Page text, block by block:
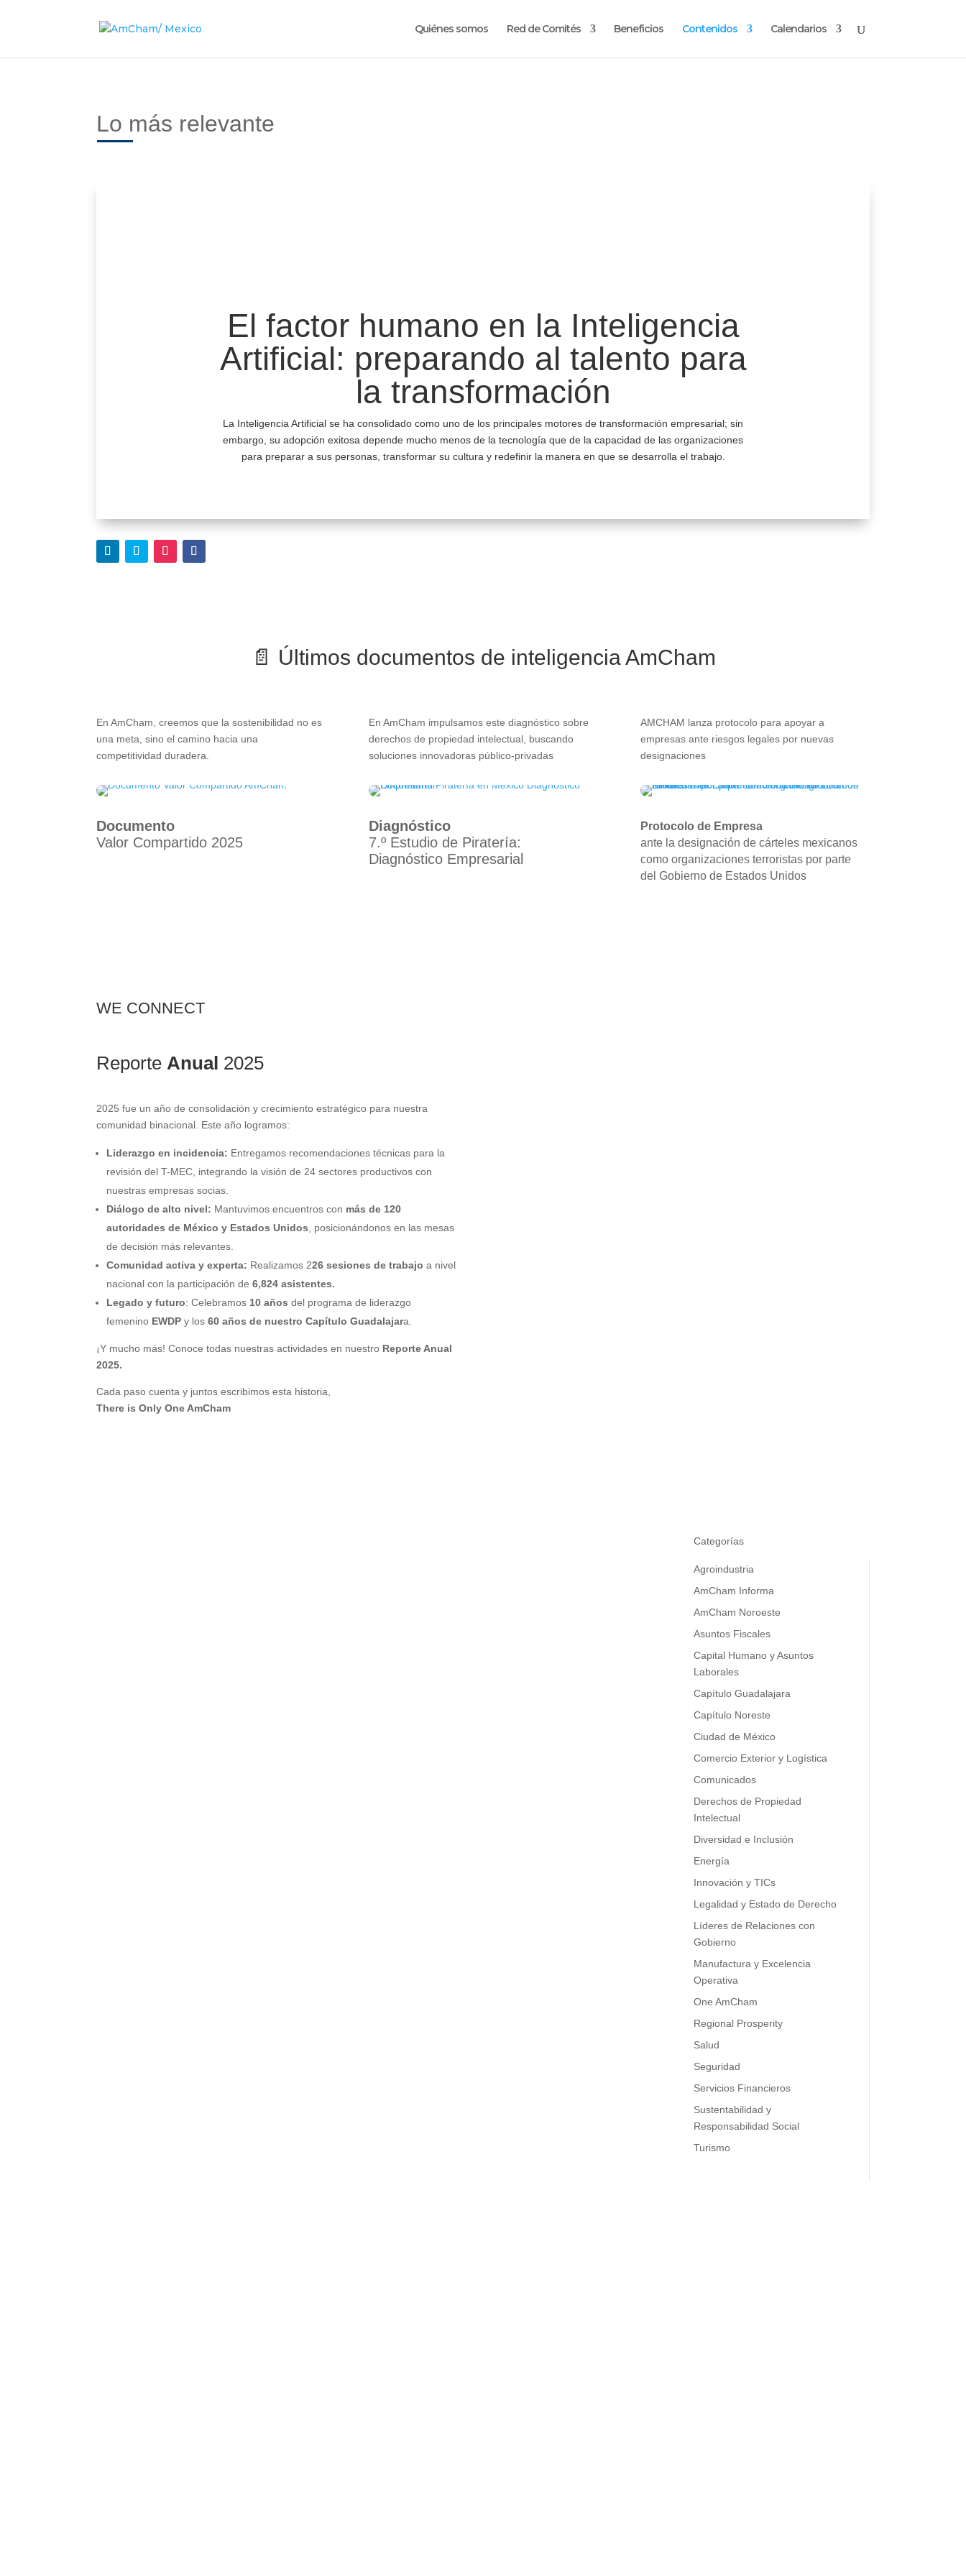
Quiénes somos Red de Comités Beneficios Contenidos Calendarios
Lo más relevante
El factor humano en la Inteligencia
Artificial: preparando al talento para
la transformación
La Inteligencia Artificial se ha consolidado como uno de los principales motores de transformación empresarial; sin
embargo, su adopción exitosa depende mucho menos de la tecnología que de la capacidad de las organizaciones
para preparar a sus personas, transformar su cultura y redefinir la manera en que se desarrolla el trabajo.
📄 Últimos documentos de inteligencia AmCham
En AmCham, creemos que la sostenibilidad no es
una meta, sino el camino hacia una
competitividad duradera.
Documento
Valor Compartido 2025
En AmCham impulsamos este diagnóstico sobre
derechos de propiedad intelectual, buscando
soluciones innovadoras público-privadas
Diagnóstico
7.º Estudio de Piratería:
Diagnóstico Empresarial
AMCHAM lanza protocolo para apoyar a
empresas ante riesgos legales por nuevas
designaciones
Protocolo de Empresa
ante la designación de cárteles mexicanos
como organizaciones terroristas por parte
del Gobierno de Estados Unidos
WE CONNECT
Reporte Anual 2025
2025 fue un año de consolidación y crecimiento estratégico para nuestra
comunidad binacional. Este año logramos:
Liderazgo en incidencia: Entregamos recomendaciones técnicas para la
revisión del T-MEC, integrando la visión de 24 sectores productivos con
nuestras empresas socias.
Diálogo de alto nivel: Mantuvimos encuentros con más de 120
autoridades de México y Estados Unidos, posicionándonos en las mesas
de decisión más relevantes.
Comunidad activa y experta: Realizamos 226 sesiones de trabajo a nivel
nacional con la participación de 6,824 asistentes.
Legado y futuro: Celebramos 10 años del programa de liderazgo
femenino EWDP y los 60 años de nuestro Capítulo Guadalajara.
¡Y mucho más! Conoce todas nuestras actividades en nuestro Reporte Anual
2025.
Cada paso cuenta y juntos escribimos esta historia,
There is Only One AmCham
Categorías
Agroindustria
AmCham Informa
AmCham Noroeste
Asuntos Fiscales
Capital Humano y Asuntos
Laborales
Capítulo Guadalajara
Capítulo Noreste
Ciudad de México
Comercio Exterior y Logística
Comunicados
Derechos de Propiedad
Intelectual
Diversidad e Inclusión
Energía
Innovación y TICs
Legalidad y Estado de Derecho
Líderes de Relaciones con
Gobierno
Manufactura y Excelencia
Operativa
One AmCham
Regional Prosperity
Salud
Seguridad
Servicios Financieros
Sustentabilidad y
Responsabilidad Social
Turismo